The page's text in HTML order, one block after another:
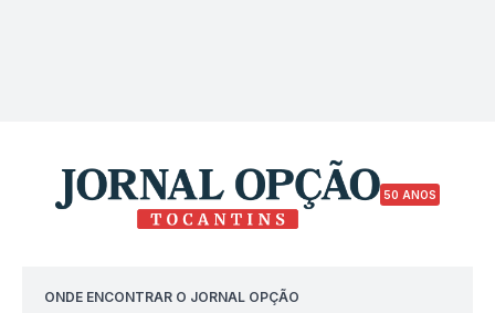
50 ANOS
ONDE ENCONTRAR O JORNAL OPÇÃO